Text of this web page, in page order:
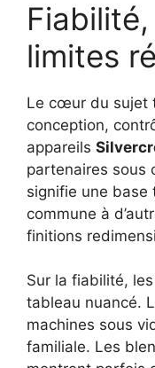
limites
Le cœur du sujet
conception,
appareils
partenaires sous
signifie une base
commune à
finitions
Sur la fiabilité,
tableau nuancé.
machines sous
familiale. Les